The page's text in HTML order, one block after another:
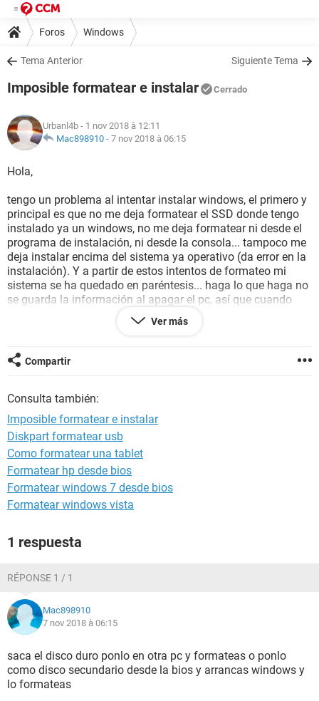
Foros Windows
Tema Anterior Siguiente Tema
Imposible formatear e instalar Cerrado
Urbanl4b - 1 nov 2018 à 12:11
Mac898910 - 7 nov 2018 à 06:15
Hola,
tengo un problema al intentar instalar windows, el primero y
principal es que no me deja formatear el SSD donde tengo
instalado ya un windows, no me deja formatear ni desde el
programa de instalación, ni desde la consola... tampoco me
deja instalar encima del sistema ya operativo (da error en la
instalación). Y a partir de estos intentos de formateo mi
sistema se ha quedado en paréntesis... haga lo que haga no
se guarda la información al apagar el pc, así que cuando
enciendo el pc, todo esta como cuando inicié el sistema
después de los intentos de formateo ¿alguna idea de que
Ver más
Compartir
Consulta también:
Imposible formatear e instalar
Diskpart formatear usb
Como formatear una tablet
Formatear hp desde bios
Formatear windows 7 desde bios
Formatear windows vista
1 respuesta
RÉPONSE 1 / 1
Mac898910
7 nov 2018 à 06:15
saca el disco duro ponlo en otra pc y formateas o ponlo
como disco secundario desde la bios y arrancas windows y
lo formateas